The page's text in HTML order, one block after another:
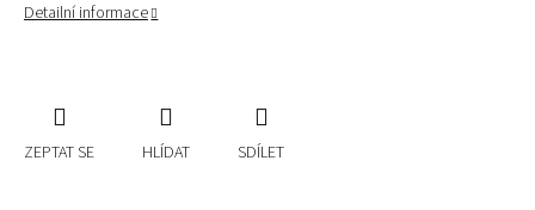
Detailní informace
ZEPTAT SE HLÍDAT SDÍLET